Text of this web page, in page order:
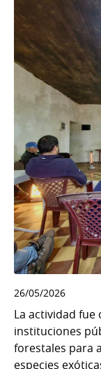
26/05/2026
La actividad fue
instituciones
forestales para
especies